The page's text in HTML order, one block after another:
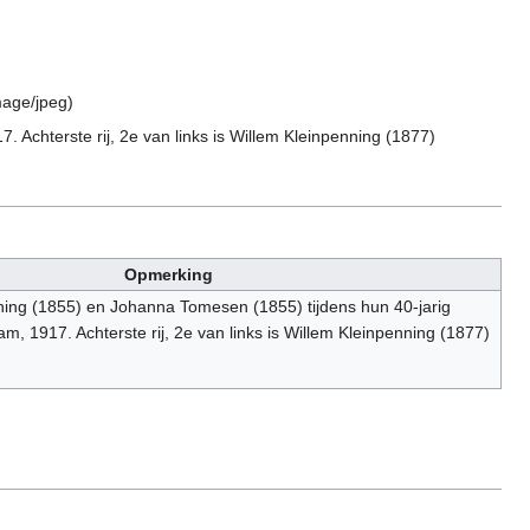
jpeg)
Achterste rij, 2e van links is Willem Kleinpenning (1877)
Opmerking
(1855) en Johanna Tomesen (1855) tijdens hun 40-jarig
1917. Achterste rij, 2e van links is Willem Kleinpenning (1877)